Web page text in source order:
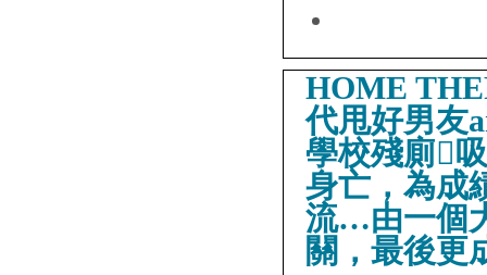
HOME
代甩好男友
學校殘廁
身亡，為成
流…由一個
關，最後更